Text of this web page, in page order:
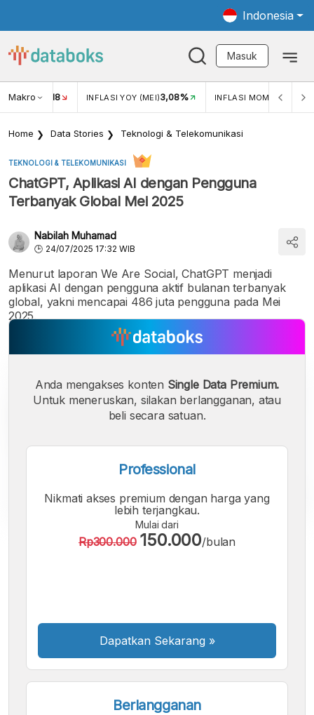
Indonesia
Masuk
Makro
USD/IDR 18 INFLASI YOY (MEI)3,08% INFLASI MOM (MEI)
Home Data Stories Teknologi & Telekomunikasi
TEKNOLOGI & TELEKOMUNIKASI
ChatGPT, Aplikasi AI dengan Pengguna
Terbanyak Global Mei 2025
Nabilah Muhamad
24/07/2025 17:32 WIB
Menurut laporan We Are Social, ChatGPT menjadi
aplikasi AI dengan pengguna aktif bulanan terbanyak
global, yakni mencapai 486 juta pengguna pada Mei
2025.
A A A
Anda mengakses konten Single Data Premium.
Untuk meneruskan, silakan berlangganan, atau
beli secara satuan.
Professional
Nikmati akses premium dengan harga yang
lebih terjangkau.
Mulai dari
Rp300.000 150.000/bulan
Dapatkan Sekarang »
Berlangganan